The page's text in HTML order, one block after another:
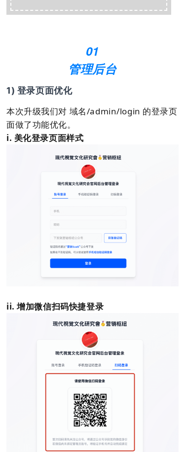
01
管理后台
1) 登录页面优化
本次升级我们对 域名/admin/login 的登录页
面做了功能优化。
i. 美化登录页面样式
ii. 增加微信扫码快捷登录